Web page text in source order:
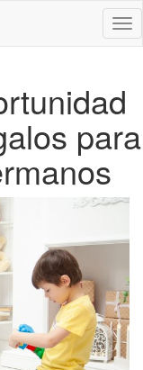
para